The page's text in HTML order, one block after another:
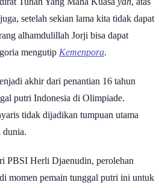
setelah sekian lama kita tidak dapat
alhamdulillah Jorji bisa dapat
mengutip Kemenpora.
akhir dari penantian 16 tahun
putri Indonesia di Olimpiade.
tidak dijadikan tumpuan utama
dunia.
PBSI Herli Djaenudin, perolehan
momen pemain tunggal putri ini untuk